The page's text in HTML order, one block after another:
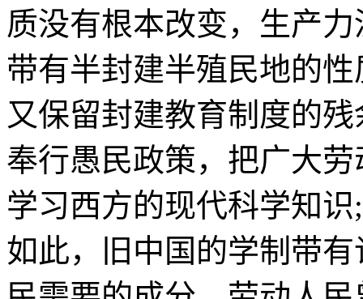
质没有根本改变，生产
带有半封建半殖民地的
又保留封建教育制度的
奉行愚民政策，把广大
学习西方的现代科学知
如此，旧中国的学制带